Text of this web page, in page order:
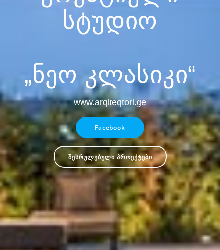
სტუდიო
„ნეო კლასიკი“
www.arqiteqtori.ge
Facebook
შესრულებული პროექტები